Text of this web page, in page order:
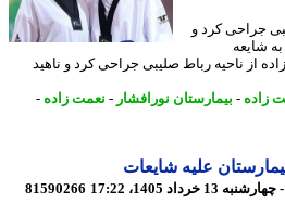
کرد و
ناحیه رباط صلیبی جراحی کرد و ناهید
- بیمارستان نورافشار-نعمت زاده -
علیه شایعات
81590266